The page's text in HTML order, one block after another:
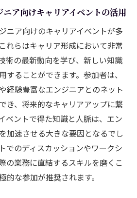
を理解するためのコミュニケー
案の立案とその実行
クを強化する方法とその効果
を達成するための技術的貢献
効率化を支援する技術導入
て名古屋で未来を切り拓くため
ルの設定とその達成計画
プを発揮するための実践ステ
ア向けキャリアイベントの活用
ニア向けのキャリアイベントが多
れらはキャリア形成において非常
術の最新動向を学び、新しい知識
することができます。参加者は、
経験豊富なエンジニアとのネット
き、将来的なキャリアアップに繋
ベントで得た知識と人脈は、エン
加速させる大きな要因となるでし
でのディスカッションやワークシ
の業務に直結するスキルを磨くこ
的な参加が推奨されます。